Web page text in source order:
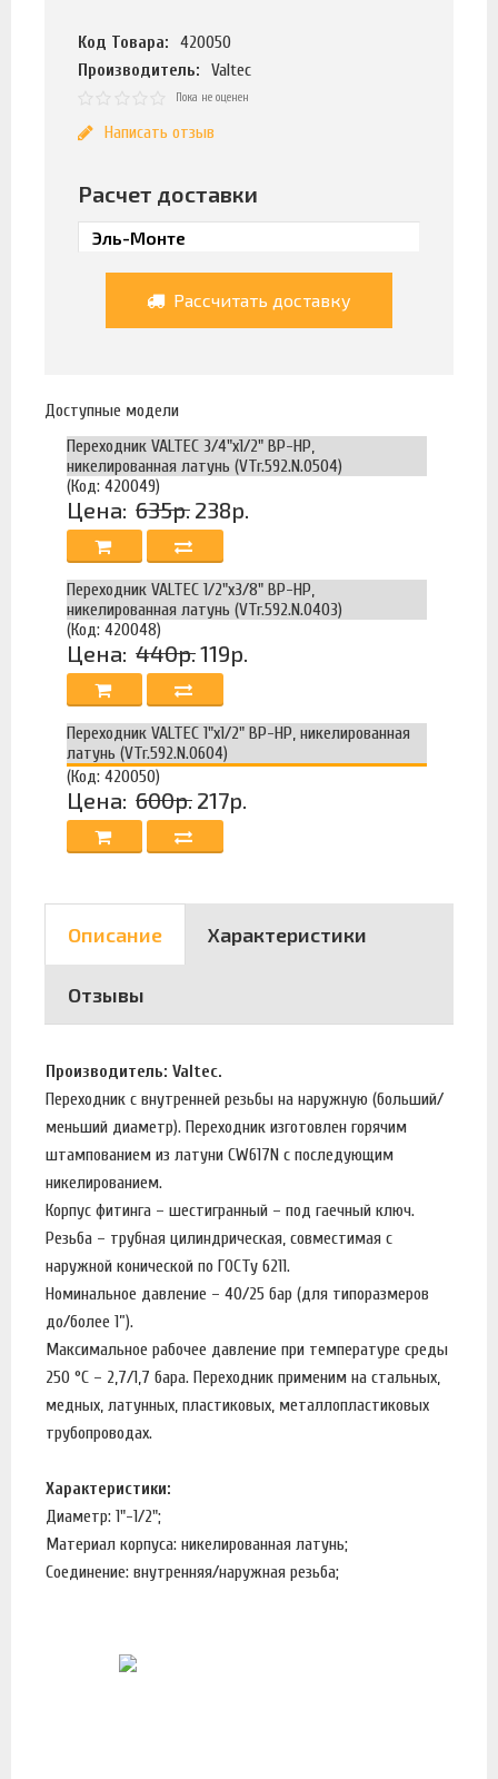
Код Товара:
420050
Производитель:
Valtec
Пока не оценен
Написать отзыв
Расчет доставки
Рассчитать доставку
Доступные модели
Переходник VALTEC 3/4"х1/2" ВР-НР,
никелированная латунь (VTr.592.N.0504)
(Код: 420049)
Цена: 635р. 238р.
Переходник VALTEC 1/2"х3/8" ВР-НР,
никелированная латунь (VTr.592.N.0403)
(Код: 420048)
Цена: 440р.119р.
Переходник VALTEC 1"х1/2" ВР-НР, никелированная
латунь (VTr.592.N.0604)
(Код: 420050)
Цена: 600р. 217р.
Описание Характеристики
Отзывы
Производитель: Valtec.
Переходник с внутренней резьбы на наружную (больший/
меньший диаметр). Переходник изготовлен горячим
штампованием из латуни CW617N с последующим
никелированием.
Корпус фитинга – шестигранный – под гаечный ключ.
Резьба – трубная цилиндрическая, совместимая с
наружной конической по ГОСТу 6211.
Номинальное давление – 40/25 бар (для типоразмеров
до/более 1”).
Максимальное рабочее давление при температуре среды
250 °С – 2,7/1,7 бара. Переходник применим на стальных,
медных, латунных, пластиковых, металлопластиковых
трубопроводах.
Характеристики:
Диаметр: 1"-1/2";
Материал корпуса: никелированная латунь;
Соединение: внутренняя/наружная резьба;